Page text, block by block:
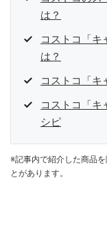
は？
コストコ「キ
は？
コストコ「キ
コストコ「キ
シピ
※記事内で紹介した商品
とがあります。